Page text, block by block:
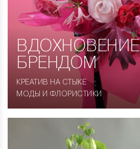
ВДОХНОВЕНИЕ
БРЕНДОМ
КРЕАТИВ НА СТЫКЕ
МОДЫ И ФЛОРИСТИКИ